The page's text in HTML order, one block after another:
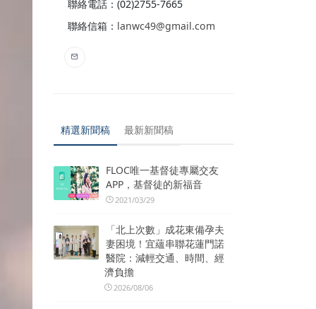
聯絡電話：(02)2755-7665
聯絡信箱： lanwc49@gmail.com
精選新聞稿 最新新聞稿
FLOC唯一基督徒專屬交友
APP，基督徒的新福音
2021/03/29
「北上次數」成花東備孕夫
妻困境！宜蘊串聯花蓮門諾
醫院：減輕交通、時間、經
濟負擔
2026/08/06